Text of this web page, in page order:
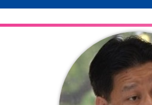
年 8